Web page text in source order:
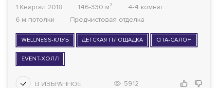
1 Квартал 2018 146-330 м²
4-4 комнат
6 м потолки
Предчистовая отделка
WELLNESS-КЛУБ ДЕТСКАЯ ПЛОЩАДКА СПА-САЛОН
EVENT-ХОЛЛ
5912